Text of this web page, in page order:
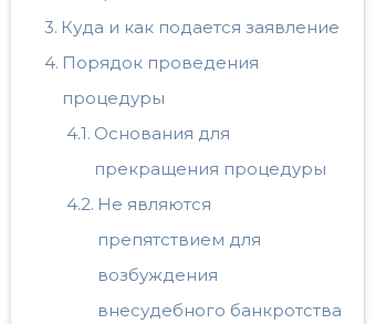
Куда и как подается заявление
Порядок проведения
процедуры
Основания для
прекращения процедуры
Не являются
препятствием для
возбуждения
внесудебного банкротства